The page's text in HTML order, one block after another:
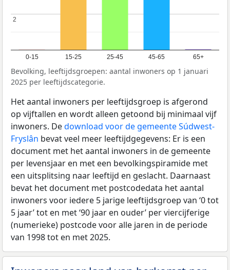
0-15 15-25 25-45 45-65 65+
2
2
Bevolking, leeftijdsgroepen: aantal inwoners op 1 januari
2025 per leeftijdscategorie.
Het aantal inwoners per leeftijdsgroep is afgerond
op vijftallen en wordt alleen getoond bij minimaal vijf
inwoners. Dedownload voor de gemeente Súdwest-
Fryslân bevat veel meer leeftijdgegevens: Er is een
document met het aantal inwoners in de gemeente
per levensjaar en met een bevolkingspiramide met
een uitsplitsing naar leeftijd en geslacht. Daarnaast
bevat het document met postcodedata het aantal
inwoners voor iedere 5 jarige leeftijdsgroep van ‘0 tot
5 jaar’ tot en met ‘90 jaar en ouder’ per viercijferige
(numerieke) postcode voor alle jaren in de periode
van 1998 tot en met 2025.